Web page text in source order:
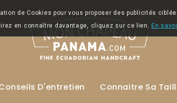
D'entretien Connaitre Sa
de Cookies pour vous proposer des publicités
en connaître davantage, cliquez sur ce lien. En